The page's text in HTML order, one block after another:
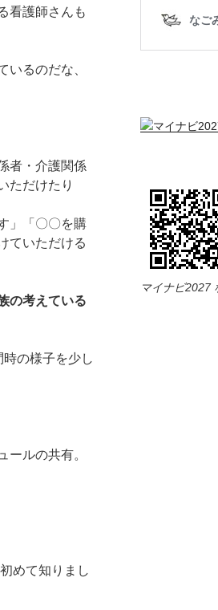
看護師さんも
いるのだな、
者・介護関係
ただけたり
」「〇〇を購
ていただける
の考えている
の様子を少し
ルの共有。
めて知りまし
マイナビ2027